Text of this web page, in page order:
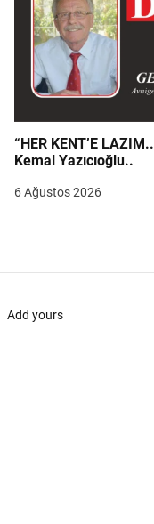
“HER KENT’E LAZIM.. ”Mehmet
Kemal Yazıcıoğlu..
6 Ağustos 2026
Add yours